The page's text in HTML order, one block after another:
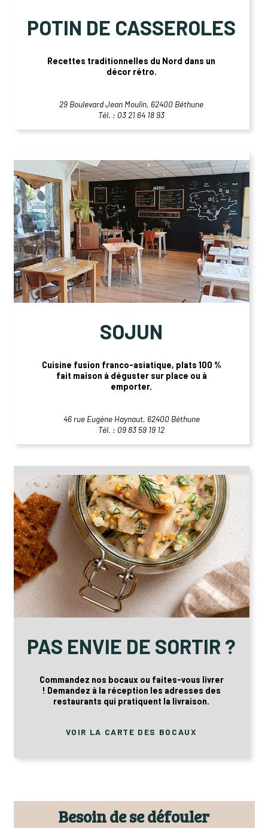
POTIN DE CASSEROLES
Recettes traditionnelles du Nord dans un
décor rétro.
29 Boulevard Jean Moulin, 62400 Béthune
Tél. : 03 21 64 18 93
SOJUN
Cuisine fusion franco-asiatique, plats 100 %
fait maison à déguster sur place ou à
emporter.
46 rue Eugène Haynaut, 62400 Béthune
Tél. : 09 83 59 19 12
PAS ENVIE DE SORTIR ?
Commandez nos bocaux ou faites-vous livrer
! Demandez à la réception les adresses des
restaurants qui pratiquent la livraison.
VOIR LA CARTE DES BOCAUX
Besoin de se défouler